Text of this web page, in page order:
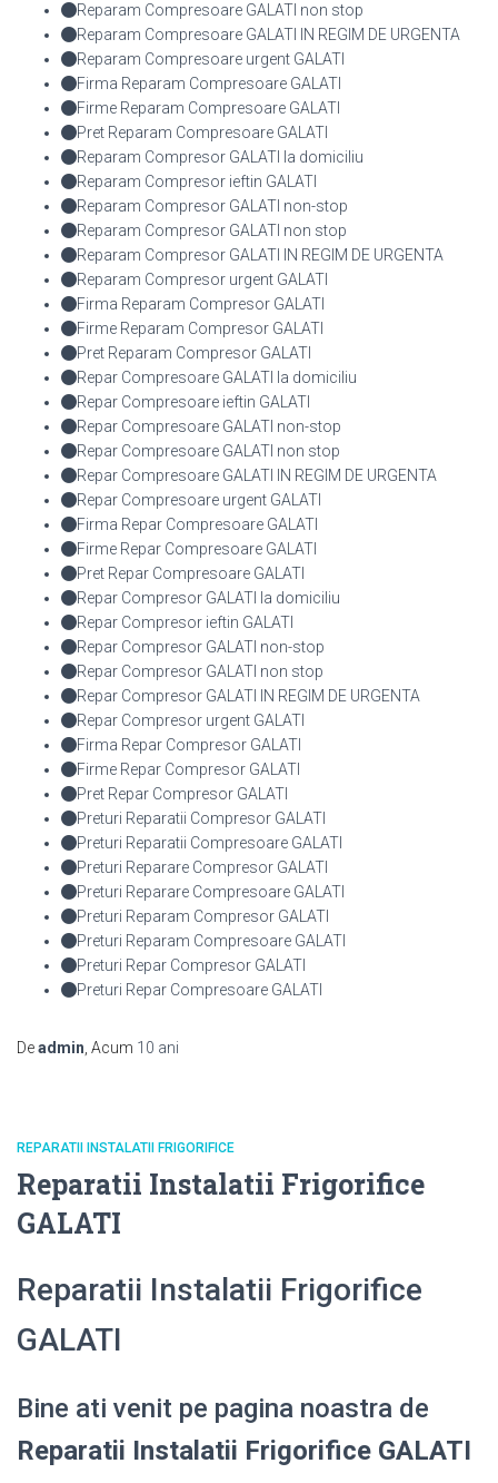
Reparam Compresoare GALATI non stop
Reparam Compresoare GALATI IN REGIM DE URGENTA
Reparam Compresoare urgent GALATI
Firma Reparam Compresoare GALATI
Firme Reparam Compresoare GALATI
Pret Reparam Compresoare GALATI
Reparam Compresor GALATI la domiciliu
Reparam Compresor ieftin GALATI
Reparam Compresor GALATI non-stop
Reparam Compresor GALATI non stop
Reparam Compresor GALATI IN REGIM DE URGENTA
Reparam Compresor urgent GALATI
Firma Reparam Compresor GALATI
Firme Reparam Compresor GALATI
Pret Reparam Compresor GALATI
Repar Compresoare GALATI la domiciliu
Repar Compresoare ieftin GALATI
Repar Compresoare GALATI non-stop
Repar Compresoare GALATI non stop
Repar Compresoare GALATI IN REGIM DE URGENTA
Repar Compresoare urgent GALATI
Firma Repar Compresoare GALATI
Firme Repar Compresoare GALATI
Pret Repar Compresoare GALATI
Repar Compresor GALATI la domiciliu
Repar Compresor ieftin GALATI
Repar Compresor GALATI non-stop
Repar Compresor GALATI non stop
Repar Compresor GALATI IN REGIM DE URGENTA
Repar Compresor urgent GALATI
Firma Repar Compresor GALATI
Firme Repar Compresor GALATI
Pret Repar Compresor GALATI
Preturi Reparatii Compresor GALATI
Preturi Reparatii Compresoare GALATI
Preturi Reparare Compresor GALATI
Preturi Reparare Compresoare GALATI
Preturi Reparam Compresor GALATI
Preturi Reparam Compresoare GALATI
Preturi Repar Compresor GALATI
Preturi Repar Compresoare GALATI
Deadmin, Acum 10 ani
REPARATII INSTALATII FRIGORIFICE
Reparatii Instalatii Frigorifice
GALATI
Reparatii Instalatii Frigorifice
GALATI
Bine ati venit pe pagina noastra de
Reparatii Instalatii Frigorifice GALATI